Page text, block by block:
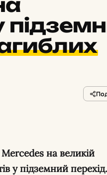
на великій
у підземний